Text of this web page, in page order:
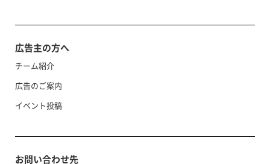
広告主の方へ
チーム紹介
広告のご案内
イベント投稿
お問い合わせ先